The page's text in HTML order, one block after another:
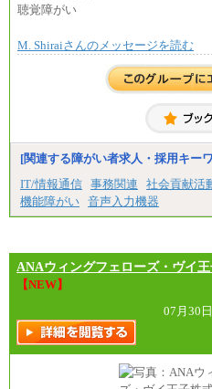
※上記に加え、所
※試用期間中も給
＜募集各社・全職
月給21万円以上～
※試用期間中の給与
ます。
聴覚障がい
M. Shiraiさんのメッセージを読む
[関連する障がい者求人・採用キー
IT/情報通信 事務関連 社会貢献活
機能障がい 音声入力機器
ANAウィングフェローズ・ヴイ
【NEW】
07月30